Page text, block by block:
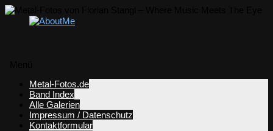
springen
Metal-Fotos.de
Band Index
Alle Galerien
Impressum / Datenschutz
Kontaktformular